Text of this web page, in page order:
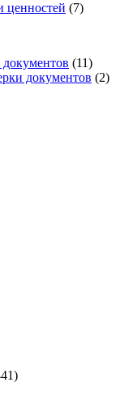
ценностей (7)
(11)
документов (2)